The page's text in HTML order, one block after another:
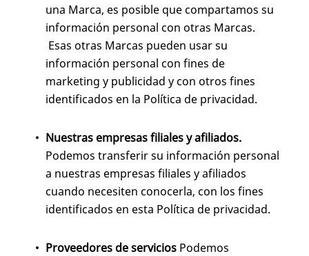
una Marca, es posible que compartamos su
información personal con otras Marcas.
Esas otras Marcas pueden usar su
información personal con fines de
marketing y publicidad y con otros fines
identificados en la Política de privacidad.
Nuestras empresas filiales y afiliados.
Podemos transferir su información personal
a nuestras empresas filiales y afiliados
cuando necesiten conocerla, con los fines
identificados en esta Política de privacidad.
Proveedores de servicios Podemos